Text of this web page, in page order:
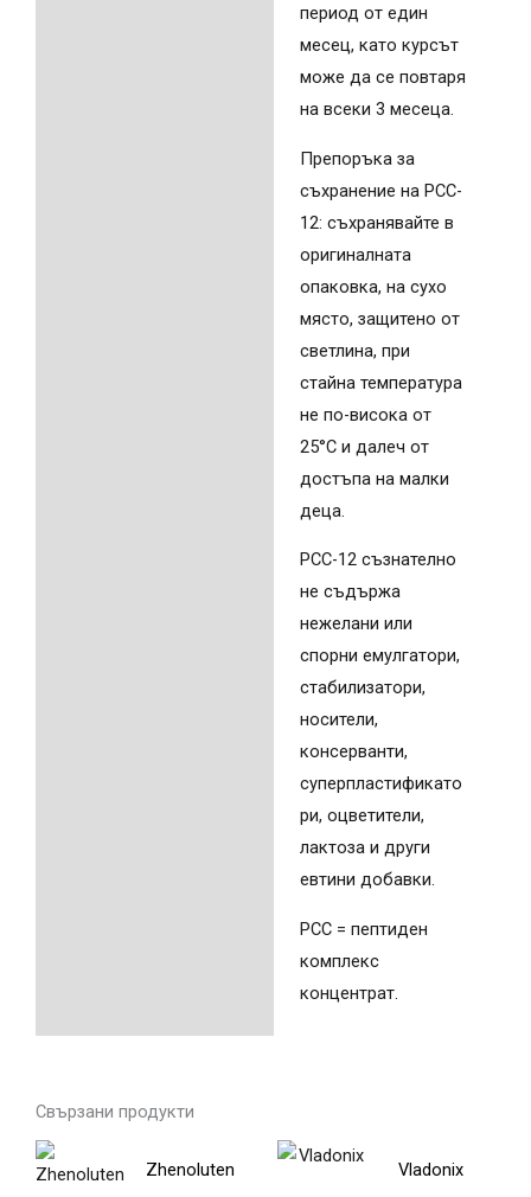
период от един
месец, като курсът
може да се повтаря
на всеки 3 месеца.
Препоръка за
съхранение на PCC-
12: съхранявайте в
оригиналната
опаковка, на сухо
място, защитено от
светлина, при
стайна температура
не по-висока от
25°C и далеч от
достъпа на малки
деца.
PCC-12 съзнателно
не съдържа
нежелани или
спорни емулгатори,
стабилизатори,
носители,
консерванти,
суперпластификато
ри, оцветители,
лактоза и други
евтини добавки.
PCC = пептиден
комплекс
концентрат.
Свързани продукти
Zhenolutenrange:
Vladonixrange: